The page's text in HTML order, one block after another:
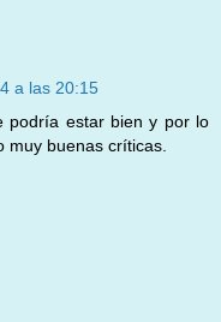
a las 20:15
podría estar bien y por lo
muy buenas críticas.